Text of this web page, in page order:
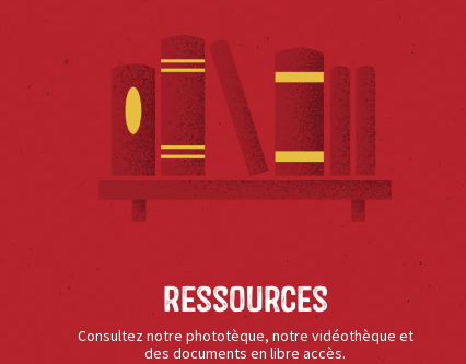
Ressources
Consultez notre phototèque, notre vidéothèque et
des documents en libre accès.